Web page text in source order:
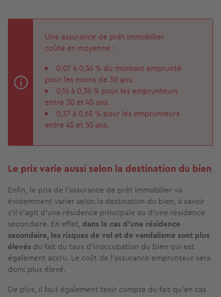
Une assurance de prêt immobilier
coûte en moyenne :
0,07 à 0,36 % du montant emprunté
pour les moins de 30 ans.
0,16 à 0,36 % pour les emprunteurs
entre 30 et 45 ans.
0,37 à 0,65 % pour les emprunteurs
entre 45 et 55 ans.
Le prix varie aussi selon la destination du bien
Enfin, le prix de l’assurance de prêt immobilier va
évidemment varier selon la destination du bien, à savoir
s’il s’agit d’une résidence principale ou d’une résidence
secondaire. En effet, dans le cas d'une résidence
secondaire, les risques de vol et de vandalisme sont plus
élevés du fait du taux d’inoccupation du bien qui est
également accru. Le coût de l'assurance emprunteur sera
donc plus élevé.
De plus, il faut également tenir compte du fait qu’en cas